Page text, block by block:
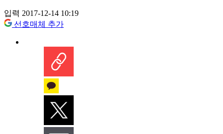
입력 2017-12-14 10:19
선호매체 추가